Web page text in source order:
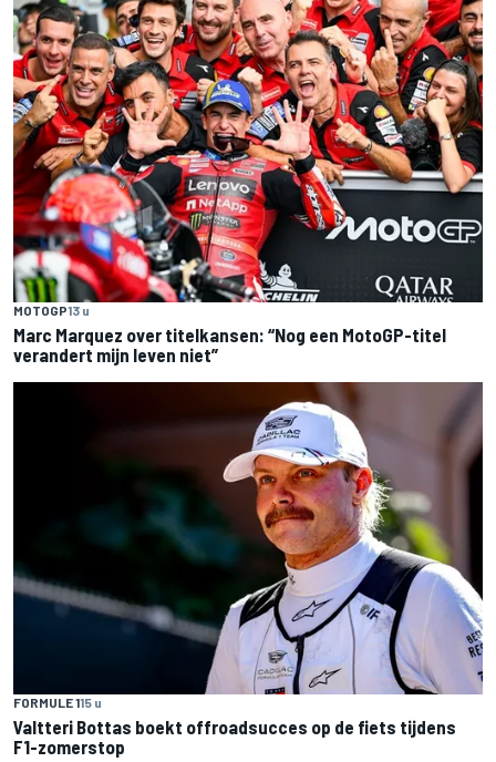
MOTOGP13 u
Marc Marquez over titelkansen: “Nog een MotoGP-titel
verandert mijn leven niet”
FORMULE 115 u
Valtteri Bottas boekt offroadsucces op de fiets tijdens
F1-zomerstop